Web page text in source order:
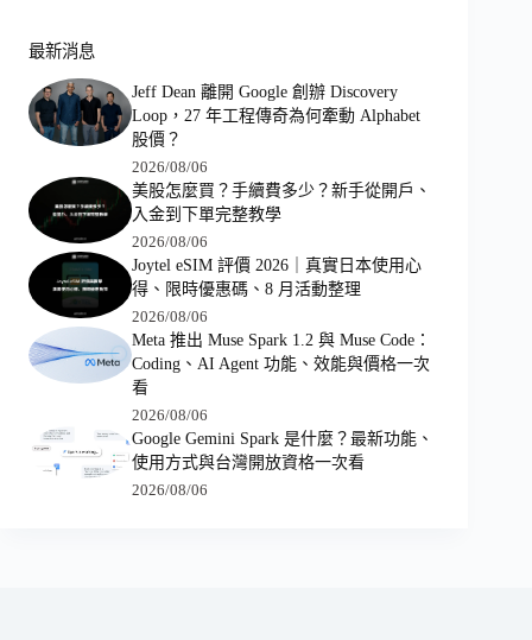
最新消息
Jeff Dean 離開 Google 創辦 Discovery
Loop，27 年工程傳奇為何牽動 Alphabet
股價？
2026/08/06
美股怎麼買？手續費多少？新手從開戶、
入金到下單完整教學
2026/08/06
Joytel eSIM 評價 2026｜真實日本使用心
得、限時優惠碼、8 月活動整理
2026/08/06
Meta 推出 Muse Spark 1.2 與 Muse Code：
Coding、AI Agent 功能、效能與價格一次
看
2026/08/06
Google Gemini Spark 是什麼？最新功能、
使用方式與台灣開放資格一次看
2026/08/06